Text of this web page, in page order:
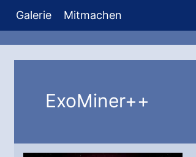
Galerie Mitmachen
ExoMiner++